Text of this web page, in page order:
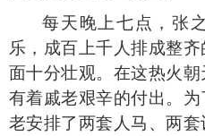
每天晚上七点，张
乐，成百上千人排成整
面十分壮观。在这热火朝
有着戚老艰辛的付出。
老安排了两套人马、两